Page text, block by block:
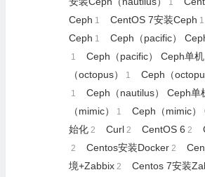
1
Ceph 1 CentOS 7安装Ceph 1
Ceph 1 Ceph（pacific）
1 Ceph（pacific） Ceph单机
（octopus）
1 Ceph（
1 Ceph（nautilus） Ceph单
（mimic）
1 Ceph（mimic）
始化 2 Curl 2 CentOS 6 2
2 Centos安装Docker 2
境+Zabbix 2 Centos 7安装